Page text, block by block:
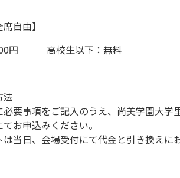
自由】
円 高校生以下：無料
法
事項をご記入のうえ、尚美学園大学里
申込みください。
日、会場受付にて代金と引き換えにお